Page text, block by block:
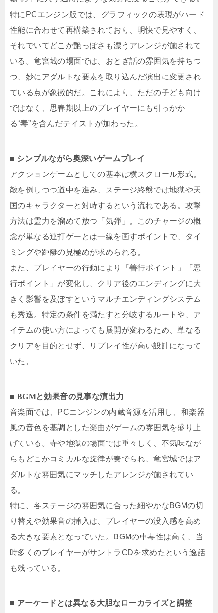
特にPCエンジン版では、グラフィックの表現がハード
性能に合わせて再構築されており、明快で見やすく、
それでいてどこか艶っぽさも漂うアレンジが施されて
いる。竜宮城の場面では、おとぎ話の雰囲気を持ちつ
つ、妙にアダルトな要素を取り込んだ演出に変更され
ている点が象徴的だ。これにより、ただの子ども向け
ではなく、思春期以上のプレイヤーにも引っかか
る“毒”を含んだテイストが加わった。
■ シンプルながら奥深いゲームプレイ
アクションゲームとしての基本は横スクロール形式。
敵を倒しつつ道中を進み、ステージ終盤では地獄や天
国のキャラクターと対峙するという流れである。攻撃
方法は霊力を溜めて放つ「気弾」。このチャージの概
念が単なる連打ゲーとは一線を画すポイントで、タイ
ミングや距離の見極めが求められる。
また、プレイヤーの行動により「善行ポイント」「悪
行ポイント」が変化し、クリア後のエンディングに大
きく影響を及ぼすというマルチエンディングシステム
も秀逸。特定の条件を満たすと分岐するルートや、ア
イテムの使い方によっても展開が変わるため、単なる
クリアを目的とせず、リプレイ性が高い設計になって
いた。
■ BGMと効果音の見事な演出力
音楽面では、PCエンジンの内蔵音源を活用し、和楽器
風の音色を基調とした楽曲がゲームの雰囲気を盛り上
げている。寺や地獄の場面では重々しく、不気味なが
らもどこかコミカルな旋律が奏でられ、竜宮城ではア
ダルトな雰囲気にマッチしたアレンジが施されてい
る。
特に、各ステージの雰囲気に合った細やかなBGMの切
り替えや効果音の挿入は、プレイヤーの没入感を高め
る大きな要素となっていた。BGMの中毒性は高く、当
時多くのプレイヤーがサントラCDを求めたという逸話
も残っている。
■ アーケードとは異なる大胆なローカライズと調整